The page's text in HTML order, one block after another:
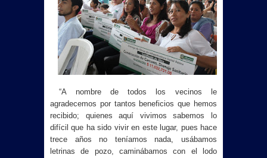
“A nombre de todos los vecinos le
agradecemos por tantos beneficios que hemos
recibido; quienes aquí vivimos sabemos lo
difícil que ha sido vivir en este lugar, pues hace
trece años no teníamos nada, usábamos
letrinas de pozo, caminábamos con el lodo